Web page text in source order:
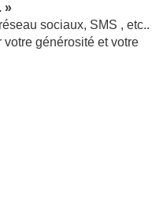
»
sociaux, SMS , etc..
générosité et votre